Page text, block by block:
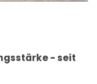
- seit